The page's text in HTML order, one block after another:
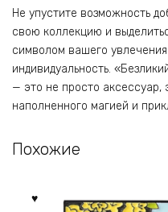
Не упустите возможность
свою коллекцию и
символом вашего
индивидуальность.
— это не просто аксессуар,
наполненного магией и
Похожие